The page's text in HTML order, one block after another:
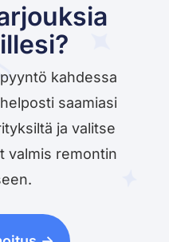
kahdessa
saamiasi
ja valitse
valmis remontin